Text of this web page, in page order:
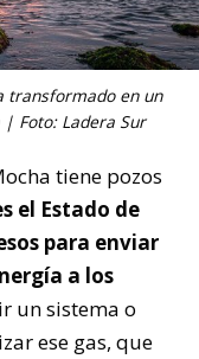
transformado en un
Foto: Ladera Sur
tiene pozos
el Estado de
para enviar
a los
un sistema o
ese gas, que